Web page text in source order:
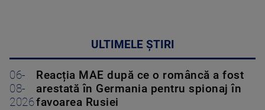
ULTIMELE ȘTIRI
06-
08-
2026
Reacția MAE după ce o româncă a fost
arestată în Germania pentru spionaj în
favoarea Rusiei